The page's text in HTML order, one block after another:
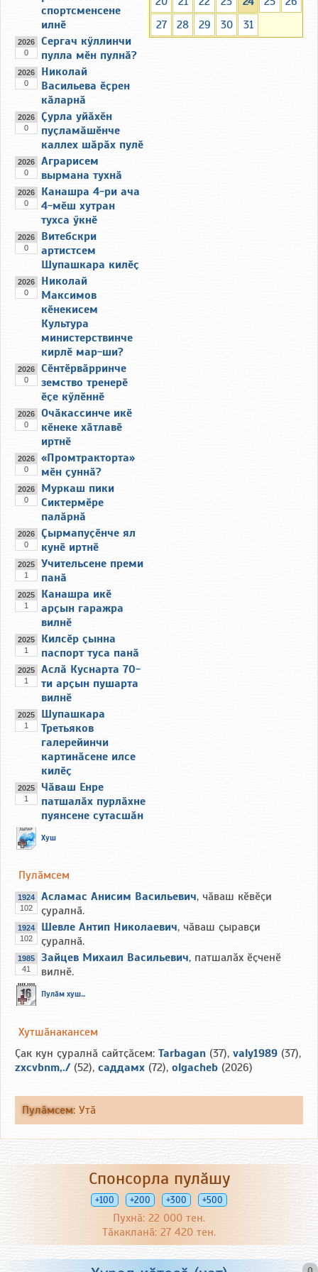
27
28 29 30 31
спортсменсене
илнӗ
2026
0
Сергач кӳллинчи
пулла мӗн пулнӑ?
2026
0
Николай
Васильева ӗҫрен
кӑларнӑ
2026
0
Ҫурла уйӑхӗн
пуҫламӑшӗнче
каллех шӑрӑх пулӗ
2026
0
Аграрисем
вырмана тухнӑ
2026
0
Канашра 4-ри ача
4-мӗш хутран
тухса ӳкнӗ
2026
0
Витебскри
артистсем
Шупашкара килӗҫ
2026
0
Николай
Максимов
кӗнекисем
Культура
министерствинче
кирлӗ мар-ши?
2026
0
Сӗнтӗрвӑрринче
земство тренерӗ
ӗҫе кӳлӗннӗ
2026
0
Очӑкассинче икӗ
кӗнеке хӑтлавӗ
иртнӗ
2026
0
«Промтракторта»
мӗн ҫуннӑ?
2026
0
Муркаш пики
Сиктермӗре
палӑрнӑ
2026
0
Ҫырмапуҫӗнче ял
кунӗ иртнӗ
2025
1
Учительсене преми
панӑ
2025
1
Канашра икӗ
арҫын гаражра
вилнӗ
2025
1
Килсӗр ҫынна
паспорт туса панӑ
2025
1
Аслӑ Куснарта 70-
ти арҫын пушарта
вилнӗ
2025
1
Шупашкара
Третьяков
галерейинчи
картинӑсене илсе
килӗҫ
2025
1
Чӑваш Енре
патшалӑх пурлӑхне
пуянсене сутасшӑн
Хуш
Пулӑмсем
1924
102
Асламас Анисим Васильевич, чӑваш кӗвӗҫи
ҫуралнӑ.
1924
102
Шевле Антип Николаевич, чӑваш ҫыравҫи
ҫуралнӑ.
1985
41
Зайцев Михаил Васильевич, патшалӑх ӗҫченӗ
вилнӗ.
Пулӑм хуш...
Хутшӑнакансем
Ҫак кун ҫуралнӑ сайтҫӑсем: Tarbagan (37), valy1989 (37),
zxcvbnm,./ (52), саддамх (72), olgacheb (2026)
Пулӑмсем: Утӑ
Спонсорла пулӑшу
+100 +200 +300 +500
Пухнӑ: 22 000 тен.
Тӑкакланӑ: 27 420 тен.